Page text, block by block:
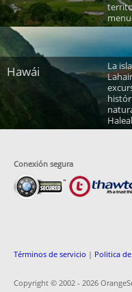
Hawái
La
Conexión segura
Términos de servicio | Politica
Copyright © 2002 - 2026